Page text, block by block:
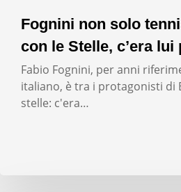
Fognini non solo
con le Stelle, c’era
Fabio Fognini, per anni
italiano, è tra i protagonisti di
stelle: c'era…